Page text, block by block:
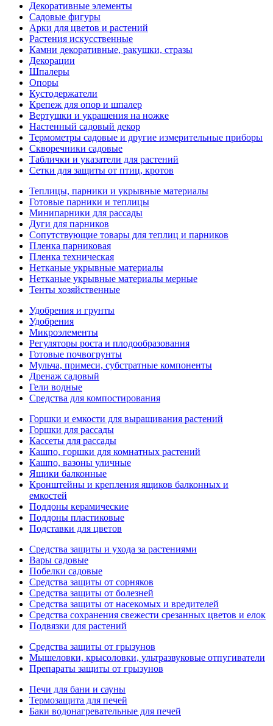
Декоративные элементы
Садовые фигуры
Арки для цветов и растений
Растения искусственные
Камни декоративные, ракушки, стразы
Декорации
Шпалеры
Опоры
Кустодержатели
Крепеж для опор и шпалер
Вертушки и украшения на ножке
Настенный садовый декор
Термометры садовые и другие измерительные приборы
Скворечники садовые
Таблички и указатели для растений
Сетки для защиты от птиц, кротов
Теплицы, парники и укрывные материалы
Готовые парники и теплицы
Минипарники для рассады
Дуги для парников
Сопутствующие товары для теплиц и парников
Пленка парниковая
Пленка техническая
Нетканые укрывные материалы
Нетканые укрывные материалы мерные
Тенты хозяйственные
Удобрения и грунты
Удобрения
Микроэлементы
Регуляторы роста и плодообразования
Готовые почвогрунты
Мульча, примеси, субстратные компоненты
Дренаж садовый
Гели водные
Средства для компостирования
Горшки и емкости для выращивания растений
Горшки для рассады
Кассеты для рассады
Кашпо, горшки для комнатных растений
Кашпо, вазоны уличные
Ящики балконные
Кронштейны и крепления ящиков балконных и
емкостей
Поддоны керамические
Поддоны пластиковые
Подставки для цветов
Средства защиты и ухода за растениями
Вары садовые
Побелки садовые
Средства защиты от сорняков
Средства защиты от болезней
Средства защиты от насекомых и вредителей
Средства сохранения свежести срезанных цветов и елок
Подвязки для растений
Средства защиты от грызунов
Мышеловки, крысоловки, ультразвуковые отпугиватели
Препараты защиты от грызунов
Печи для бани и сауны
Термозащита для печей
Баки водонагревательные для печей